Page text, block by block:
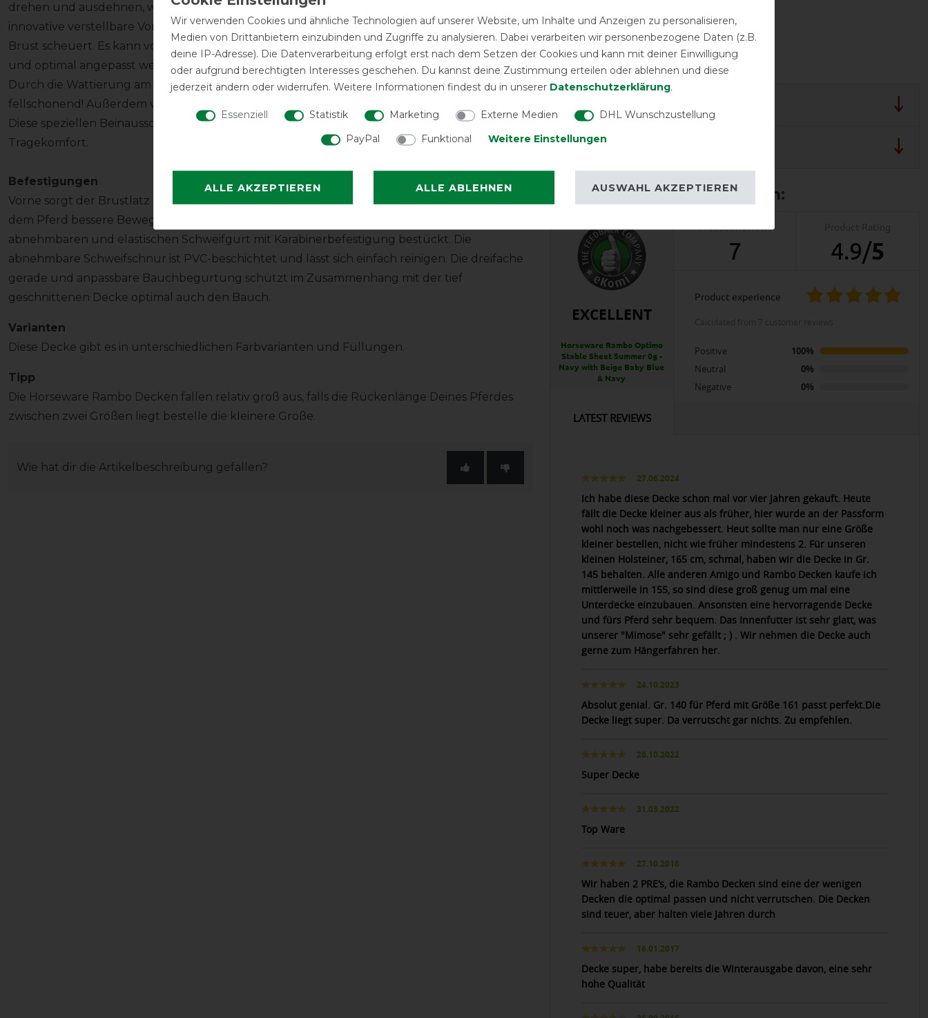
drehen und ausdehnen, wohingegen der hintere Teil der Decke fest in Position bleibt. Das
innovative verstellbare Vorderteil verhindert, dass die Decke an der Halsunterseite und der
Brust scheuert. Es kann von beiden Seiten mittels Haken- und Klettverschlüssen geöffnet
und optimal angepasst werden.
Durch die Wattierung am Widerrist ist die Decke zudem besonders reibungsarm und
fellschonend! Außerdem verfügt die OPTIMO Stable Rug über die patentierten "Leg Arches".
Diese speziellen Beinausschnitte sorgen zusätzlich für gute Bewegungsfreiheit und
Tragekomfort.
Befestigungen
Vorne sorgt der Brustlatz mit Klett- und Hakenverschlüssen für exzellenten Halt und gibt
dem Pferd bessere Bewegungsfreiheit an Brust und Hals. Die Decke ist mit einem
abnehmbaren und elastischen Schweifgurt mit Karabinerbefestigung bestückt. Die
abnehmbare Schweifschnur ist PVC-beschichtet und lässt sich einfach reinigen. Die dreifache
gerade und anpassbare Bauchbegurtung schützt im Zusammenhang mit der tief
geschnittenen Decke optimal auch den Bauch.
Varianten
Diese Decke gibt es in unterschiedlichen Farbvarianten und Füllungen.
Tipp
Die Horseware Rambo Decken fallen relativ groß aus, falls die Rückenlänge Deines Pferdes
zwischen zwei Größen liegt bestelle die kleinere Größe.
Wie hat dir die Artikelbeschreibung gefallen?
Bestickung
möglich
Wasch- und Pflegehinweis
EXCELLENT
Horseware Rambo Optimo
Stable Sheet Summer 0g -
Navy with Beige Baby Blue
& Navy
Product Reviews
7 4.9/5
product experience
Positive
100%
Neutral
0%
Negative
0%
LATEST REVIEWS
27.06.2024
Ich habe diese Decke schon mal vor vier Jahren gekauft. Heute
fällt die Decke kleiner aus als früher, hier wurde an der Passform
wohl noch was nachgebessert. Heut sollte man nur eine Größe
kleiner bestellen, nicht wie früher mindestens 2. Für unseren
kleinen Holsteiner, 165 cm, schmal, haben wir die Decke in Gr.
145 behalten. Alle anderen Amigo und Rambo Decken kaufe ich
mittlerweile in 155, so sind diese groß genug um mal eine
Unterdecke einzubauen. Ansonsten eine hervorragende Decke
und fürs Pferd sehr bequem. Das Innenfutter ist sehr glatt, was
unserer "Mimose" sehr gefällt ; ) . Wir nehmen die Decke auch
gerne zum Hängerfahren her.
24.10.2023
Absolut genial. Gr. 140 für Pferd mit Größe 161 passt perfekt.Die
Decke liegt super. Da verrutscht gar nichts. Zu empfehlen.
28.10.2022
Super Decke
31.03.2022
Top Ware
27.10.2018
Wir haben 2 PRE‘s, die Rambo Decken sind eine der wenigen
Decken die optimal passen und nicht verrutschen. Die Decken
sind teuer, aber halten viele Jahren durch
16.01.2017
Decke super, habe bereits die Winterausgabe davon, eine sehr
hohe Qualität
Wir verwenden Cookies und ähnliche Technologien auf unserer Website, um Inhalte und Anzeigen zu personalisieren,
Medien von Drittanbietern einzubinden und Zugriffe zu analysieren. Dabei verarbeiten wir personenbezogene Daten (z.B.
deine IP-Adresse). Die Datenverarbeitung erfolgt erst nach dem Setzen der Cookies und kann mit deiner Einwilligung
oder aufgrund berechtigten Interesses geschehen. Du kannst deine Zustimmung erteilen oder ablehnen und diese
jederzeit ändern oder widerrufen. Weitere Informationen findest du in unserer Daten­schutz­erklärung.
Essenziell Statistik Marketing Externe Medien
DHL Wunschzustellung
PayPal
Funktional Weitere Einstellungen
ALLE AKZEPTIEREN ALLE ABLEHNEN AUSWAHL AKZEPTIEREN